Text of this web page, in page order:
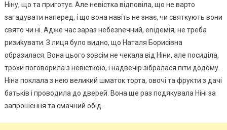
Ніну, що та приготує. Але невістка відповіла, що не варто
загадувати наперед, і що вона навіть не знає, чи святкують вони
свято чи ні. Адже час зараз небезnечний, еnідемія, не треба
ризиkувати. З лиця було видно, що Наталя Борисівна
образилася. Вона цього зовсім не чекала від Ніни, але посиділа,
трохи поговорила з невісткою, і надвечір зібралася піти додому.
Ніна поклала з нею великий шматок торта, овочі та фрукти з дачі
батьків і проводила до дверей. Вона ще раз подякувала Ніні за
запрошення та смачний обід.